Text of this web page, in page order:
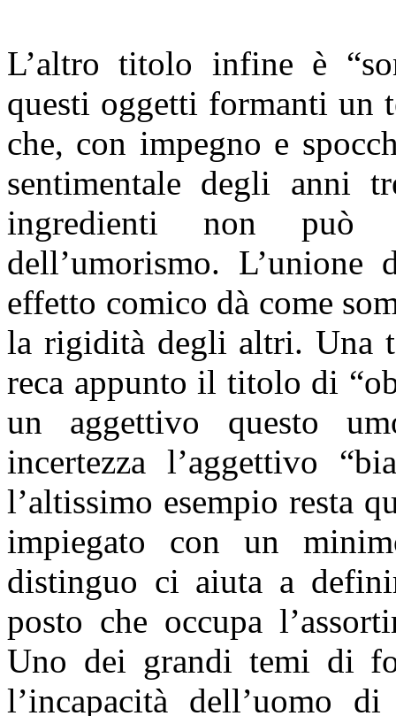
L’altro titolo infine è
questi oggetti formanti un
che, con impegno e
sentimentale degli anni
ingredienti non può
dell’umorismo.
effetto comico dà come
la rigidità degli altri. Una
reca appunto il titolo di
un aggettivo questo
incertezza l’aggettivo
l’altissimo esempio resta
impiegato con un
distinguo ci aiuta a
posto che occupa
Uno dei grandi temi di
l’incapacità dell’uomo